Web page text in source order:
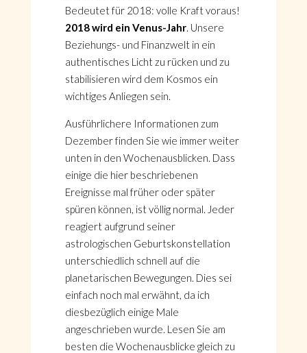
Bedeutet für 2018: volle Kraft voraus!
2018 wird ein Venus-Jahr. Unsere
Beziehungs- und Finanzwelt in ein
authentisches Licht zu rücken und zu
stabilisieren wird dem Kosmos ein
wichtiges Anliegen sein.
Ausführlichere Informationen zum
Dezember finden Sie wie immer weiter
unten in den Wochenausblicken. Dass
einige die hier beschriebenen
Ereignisse mal früher oder später
spüren können, ist völlig normal. Jeder
reagiert aufgrund seiner
astrologischen Geburtskonstellation
unterschiedlich schnell auf die
planetarischen Bewegungen. Dies sei
einfach noch mal erwähnt, da ich
diesbezüglich einige Male
angeschrieben wurde. Lesen Sie am
besten die Wochenausblicke gleich zu